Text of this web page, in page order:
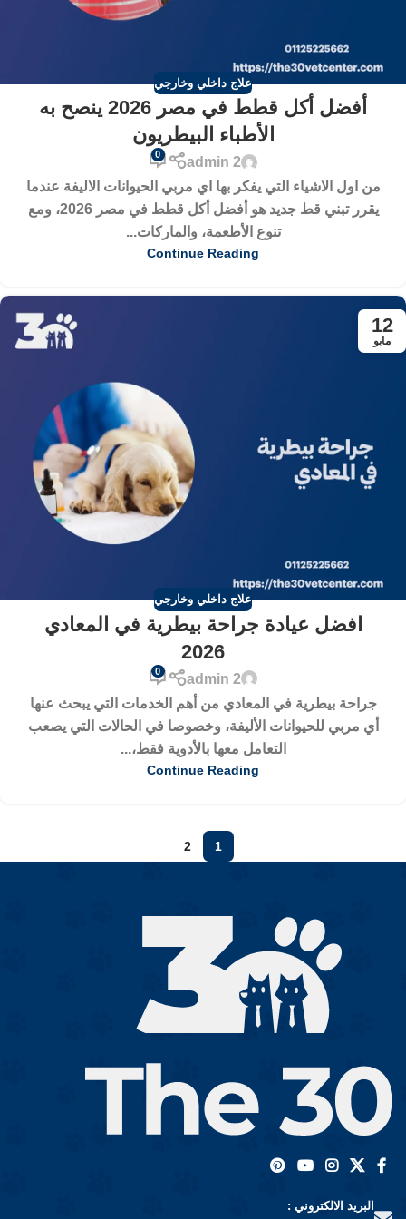
علاج داخلي وخارجي
أفضل أكل قطط في مصر 2026 ينصح به
الأطباء البيطريون
admin 2
0
من اول الاشياء التي يفكر بها اي مربي الحيوانات الاليفة عندما
يقرر تبني قط جديد هو أفضل أكل قطط في مصر 2026، ومع
تنوع الأطعمة، والماركات...
Continue Reading
12
مايو
علاج داخلي وخارجي
افضل عيادة جراحة بيطرية في المعادي
2026
admin 2
0
جراحة بيطرية في المعادي من أهم الخدمات التي يبحث عنها
أي مربي للحيوانات الأليفة، وخصوصا في الحالات التي يصعب
التعامل معها بالأدوية فقط،...
Continue Reading
1
2
البريد الالكتروني :